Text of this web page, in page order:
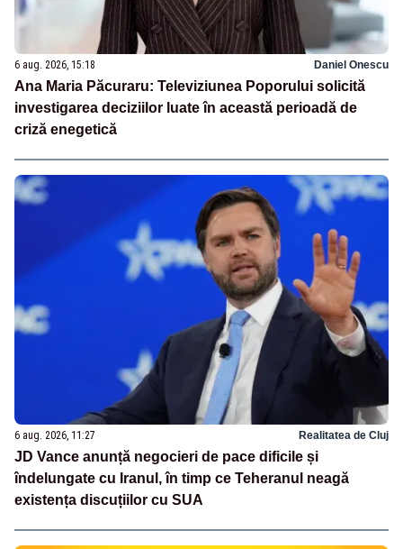
6 aug. 2026, 15:18 Daniel Onescu
Ana Maria Păcuraru: Televiziunea Poporului solicită
investigarea deciziilor luate în această perioadă de
criză enegetică
6 aug. 2026, 11:27 Realitatea de Cluj
JD Vance anunță negocieri de pace dificile și
îndelungate cu Iranul, în timp ce Teheranul neagă
existența discuțiilor cu SUA